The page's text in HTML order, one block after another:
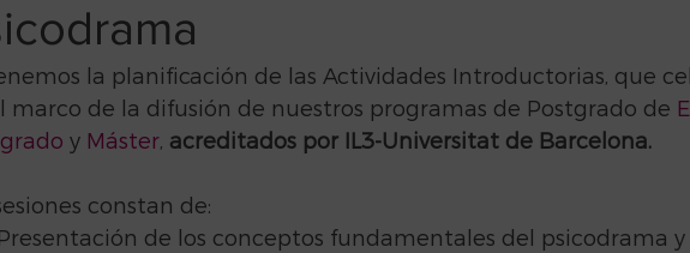
la planificación de las Actividades Introductorias, que
marco de la difusión de nuestros programas de Postgrado de
y Máster, acreditados por IL3-Universitat de Barcelona.
constan de:
Presentación de los conceptos fundamentales del psicodrama y